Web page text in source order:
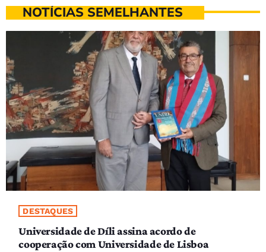
NOTÍCIAS SEMELHANTES
DESTAQUES
Universidade de Díli assina acordo de
cooperação com Universidade de Lisboa